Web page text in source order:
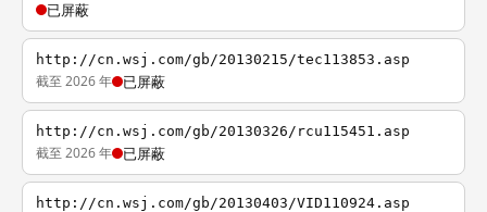
已屏蔽
http://cn.wsj.com/gb/20130215/tec113853.asp
截至 2026 年 已屏蔽
http://cn.wsj.com/gb/20130326/rcu115451.asp
截至 2026 年 已屏蔽
http://cn.wsj.com/gb/20130403/VID110924.asp